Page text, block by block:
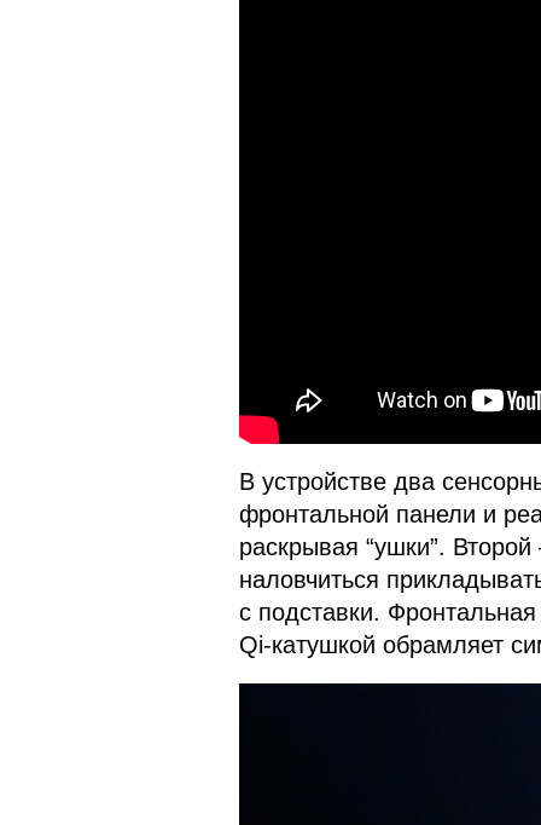
В устройстве два
фронтальной панели и
раскрывая “ушки”.
наловчиться
с подставки.
Qi-катушкой обрамляет